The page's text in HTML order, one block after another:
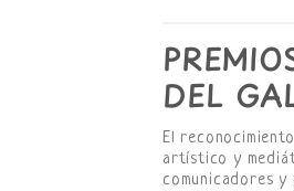
DEL
El
artístico y
comunicadores